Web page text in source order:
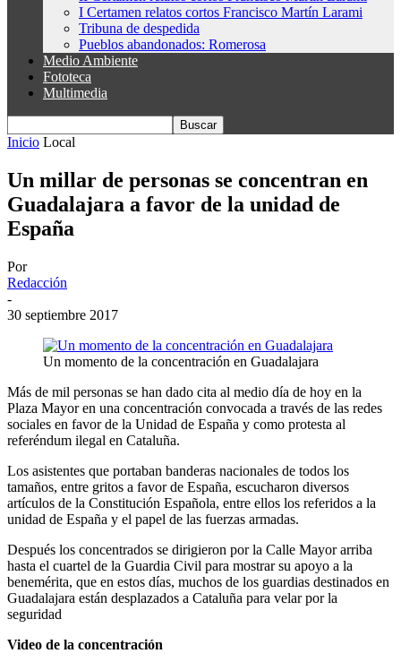
I Certamen relatos cortos Francisco Martín Larami
Tribuna de despedida
Pueblos abandonados: Romerosa
Medio Ambiente
Fototeca
Multimedia
Inicio Local
Un millar de personas se concentran en
Guadalajara a favor de la unidad de
España
Por
Redacción
-
30 septiembre 2017
Un momento de la concentración en Guadalajara
Más de mil personas se han dado cita al medio día de hoy en la
Plaza Mayor en una concentración convocada a través de las redes
sociales en favor de la Unidad de España y como protesta al
referéndum ilegal en Cataluña.
Los asistentes que portaban banderas nacionales de todos los
tamaños, entre gritos a favor de España, escucharon diversos
artículos de la Constitución Española, entre ellos los referidos a la
unidad de España y el papel de las fuerzas armadas.
Después los concentrados se dirigieron por la Calle Mayor arriba
hasta el cuartel de la Guardia Civil para mostrar su apoyo a la
benemérita, que en estos días, muchos de los guardias destinados en
Guadalajara están desplazados a Cataluña para velar por la
seguridad
Video de la concentración